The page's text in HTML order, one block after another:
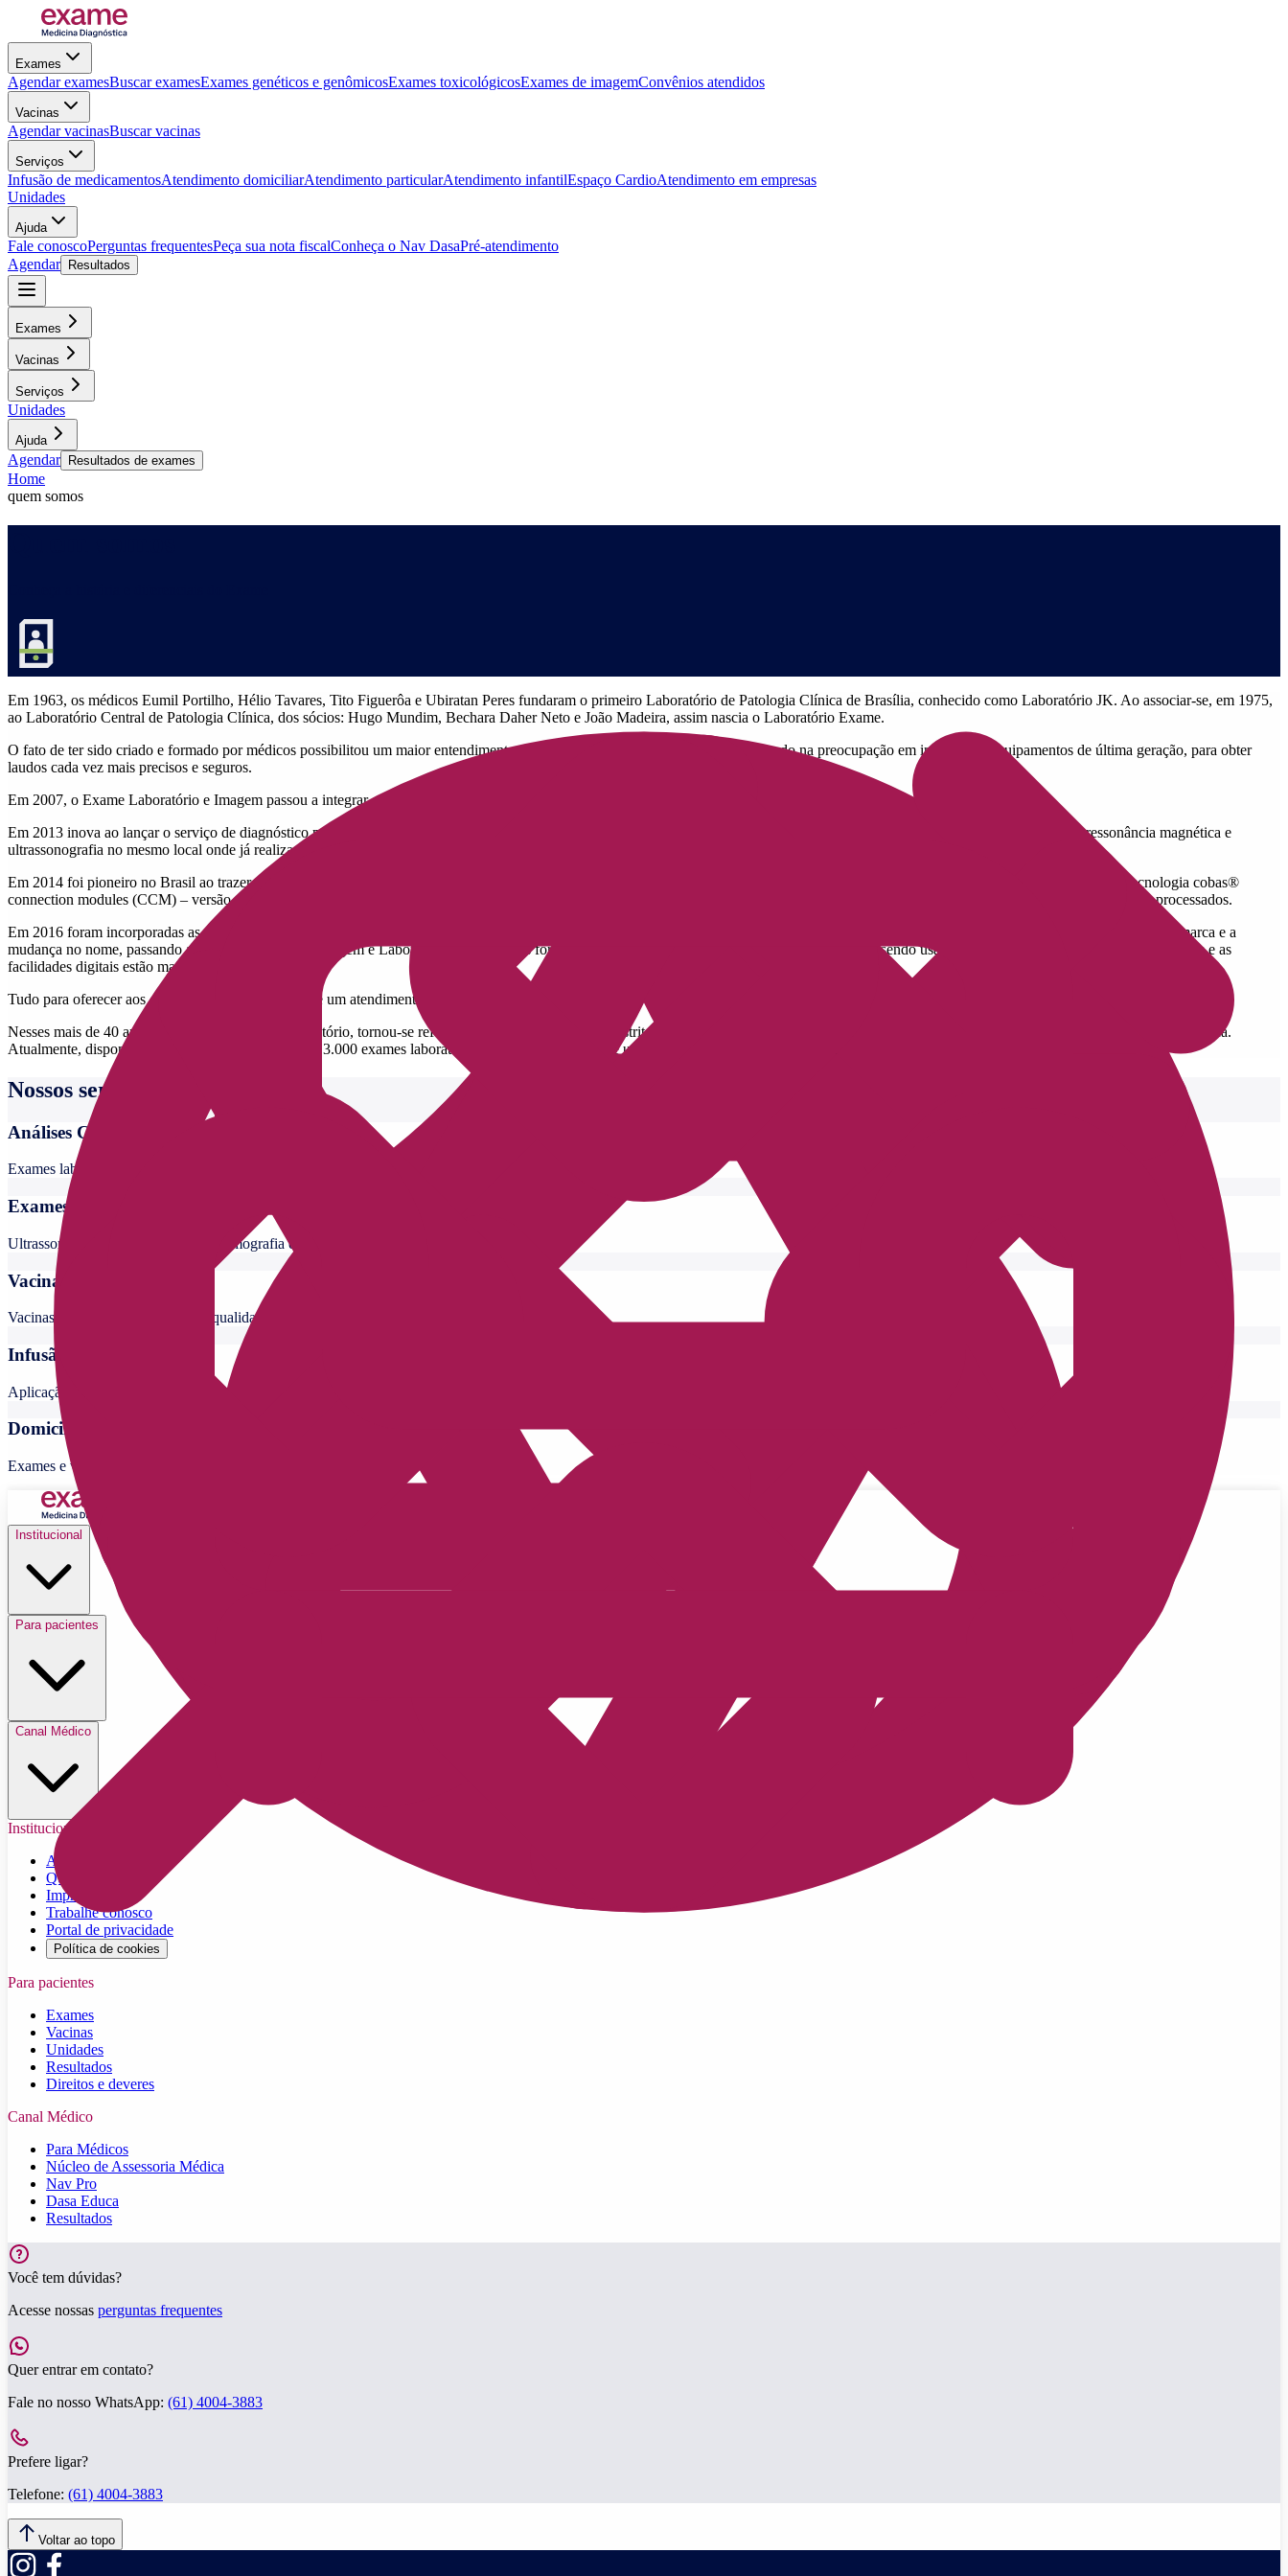
Exames
Agendar examesBuscar examesExames genéticos e genômicosExames toxicológicosExames de imagemConvênios atendidos
Vacinas
Agendar vacinasBuscar vacinas
Serviços
Infusão de medicamentosAtendimento domiciliarAtendimento particularAtendimento infantilEspaço CardioAtendimento em empresas
Unidades
Ajuda
Fale conoscoPerguntas frequentesPeça sua nota fiscalConheça o Nav DasaPré-atendimento
Agendar
Resultados
Exames
Vacinas
Serviços
Unidades
Ajuda
Agendar Resultados de exames
Home
quem somos
Em 1963, os médicos Eumil Portilho, Hélio Tavares, Tito Figuerôa e Ubiratan Peres fundaram o primeiro Laboratório de Patologia Clínica de Brasília, conhecido como Laboratório JK. Ao associar-se, em 1975,
ao Laboratório Central de Patologia Clínica, dos sócios: Hugo Mundim, Bechara Daher Neto e João Madeira, assim nascia o Laboratório Exame.
O fato de ter sido criado e formado por médicos possibilitou um maior entendimento das necessidades dos pacientes, influenciando na preocupação em investir em equipamentos de última geração, para obter
laudos cada vez mais precisos e seguros.
Em 2007, o Exame Laboratório e Imagem passou a integrar o Grupo DASA, a maior empresa de medicina diagnóstica da América Latina e a quarta maior do mundo.
Em 2013 inova ao lançar o serviço de diagnóstico por imagem, onde o cliente pode realizar seus exames de densitometria óssea, mamografia, raio-x, tomografia computadorizada, ressonância magnética e
ultrassonografia no mesmo local onde já realizava seus exames laboratoriais.
Em 2014 foi pioneiro no Brasil ao trazer a mais avançada tecnologia do mundo para exames de análises clínicas em seu Núcleo Técnico Operacional de Brasília, sendo o primeiro a ter a tecnologia cobas®
connection modules (CCM) – versão 4, desenvolvida pela Roche Diagnóstica – um sistema automatizado de esteiras, que conecta os equipamentos nos quais os exames de seus pacientes são processados.
Em 2016 foram incorporadas as unidades do laboratório Pasteur totalizando 53 unidade no DF e entorno, além de unidades em Goiás. O marco deste ano para o laboratório foi a reformulação da marca e a
mudança no nome, passando a se chamar Exame - Imagem e Laboratório. As unidades foram revitalizadas, novas tecnologias para exames estão sendo usadas, o café da manhã traz opções exclusivas e as
facilidades digitais estão mais presentes.
Tudo para oferecer aos clientes novas experiências e um atendimento ainda mais acolhedor.
Nesses mais de 40 anos, o Exame Imagem e Laboratório, tornou-se referência em seu segmento no Distrito Federal, a população pôde beneficiar-se dos melhores serviços na área da medicina diagnóstica.
Atualmente, dispomos de um portfólio com mais de 3.000 exames laboratoriais e de imagem, além de uma equipe médica e técnica altamente qualificada.
Nossos serviços
Análises Clínicas
Exames laboratoriais de rotina, hormonais e genéticos
Exames de Imagem
Ultrassom, ressonância magnética, tomografia e outros
Vacinas
Vacinas para todas as idades com qualidade e segurança
Infusão
Aplicação de medicamentos nas unidades e no domiciliar
Domiciliar
Exames e vacinas em casa ou onde você estiver
Institucional
Para pacientes
Canal Médico
Institucional
A Dasa
Quem somos
Imprensa
Trabalhe conosco
Portal de privacidade
Política de cookies
Para pacientes
Exames
Vacinas
Unidades
Resultados
Direitos e deveres
Canal Médico
Para Médicos
Núcleo de Assessoria Médica
Nav Pro
Dasa Educa
Resultados
Você tem dúvidas?
Acesse nossas perguntas frequentes
Quer entrar em contato?
Fale no nosso WhatsApp: (61) 4004-3883
Prefere ligar?
Telefone: (61) 4004-3883
Voltar ao topo